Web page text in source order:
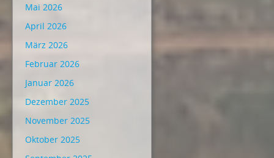
Mai 2026
April 2026
März 2026
Februar 2026
Januar 2026
Dezember 2025
November 2025
Oktober 2025